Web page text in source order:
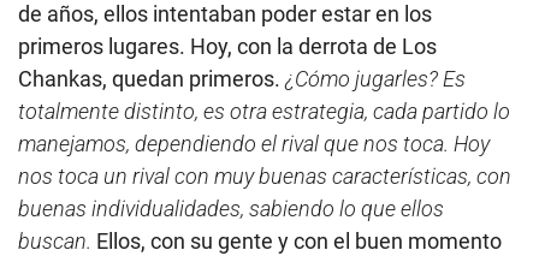
de años, ellos intentaban poder estar en los
primeros lugares. Hoy, con la derrota de Los
Chankas, quedan primeros. ¿Cómo jugarles? Es
totalmente distinto, es otra estrategia, cada partido lo
manejamos, dependiendo el rival que nos toca. Hoy
nos toca un rival con muy buenas características, con
buenas individualidades, sabiendo lo que ellos
buscan. Ellos, con su gente y con el buen momento